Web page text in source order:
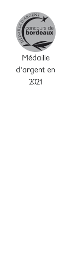
Médaille
d'argent en
2021